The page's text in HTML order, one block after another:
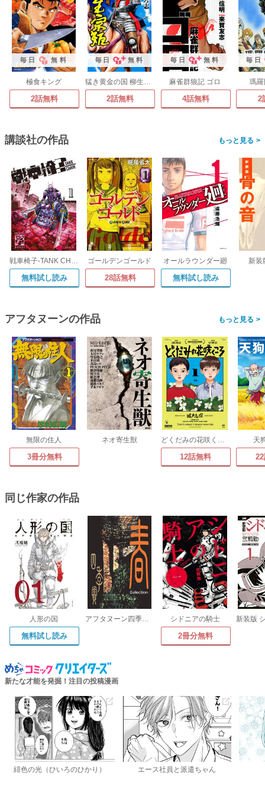
毎日 無料
極食キング
2話無料
毎日 無料
猛き黄金の国 柳生宗矩
2話無料
毎日 無料
麻雀群狼記 ゴロ
4話無料
毎日
瑪
2
講談社の作品 >
戦車椅子-TANK CHAIR-
無料試し読み
ゴールデンゴールド
28話無料
オールラウンダー廻
無料試し読み
新装
アフタヌーンの作品 >
無限の住人
3冊分無料
ネオ寄生獣 どくだみの花咲くころ
12話無料
天
同じ作家の作品
人形の国
無料試し読み
アフタヌーン四季賞CHRONICLE 1987-2000 シドニアの騎士
2冊分無料
新たな才能を発掘！注目の投稿漫画
緋色の光（ひいろのひかり） エース社員と派遣ちゃん